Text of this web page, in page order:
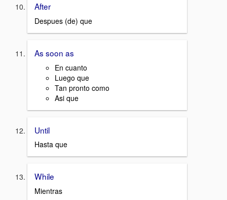
After
Despues (de) que
As soon as
En cuanto
Luego que
Tan pronto como
Asi que
Until
Hasta que
While
Mientras